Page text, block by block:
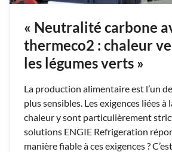
« Neutralité carbone
thermeco2 : chaleur
les légumes verts »
La production alimentaire est l’un
plus sensibles. Les exigences liées
chaleur y sont particulièrement
solutions ENGIE Refrigeration
manière fiable à ces exigences ?